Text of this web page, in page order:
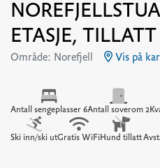
ETASJE,
Område: Norefjell Vis på
Antall sengeplasser 6Antall soverom 2
Ski inn/ski utGratis WiFiHund tillatt